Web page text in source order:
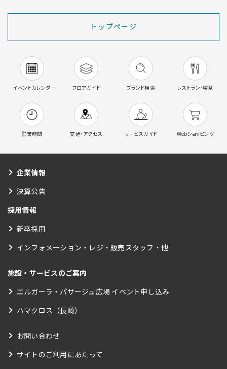
トップページ
イベントカレンダー フロアガイド ブランド検索 レストラン・喫茶
営業時間 交通・アクセス サービスガイド Webショッピング
企業情報
決算公告
採用情報
新卒採用
インフォメーション・レジ・販売スタッフ・他
施設・サービスのご案内
エルガーラ・パサージュ広場 イベント申し込み
ハマクロス（長崎）
お問い合わせ
サイトのご利用にあたって